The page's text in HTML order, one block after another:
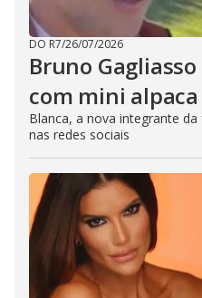
DO R7/26/07/2026
Bruno
com mini
Blanca, a nova integrante
nas redes sociais